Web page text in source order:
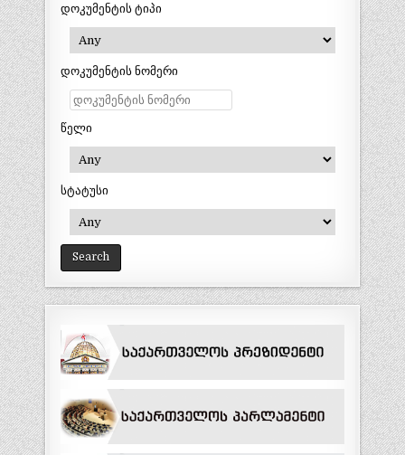
დოკუმენტის ტიპი
დოკუმენტის ნომერი
წელი
სტატუსი